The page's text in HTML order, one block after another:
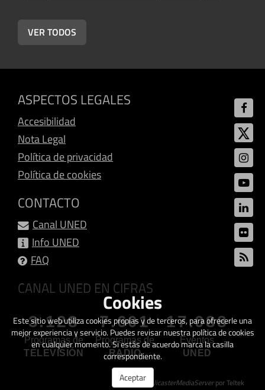
VER TODOS
ASPECTOS LEGALES
Accesibilidad
Nota Legal
Política de privacidad
Política de cookies
CONTACTO
Canal UNED
Info UNED
FAQ
CANAL UNED EN CIFRAS
3.128
Programas de
TELEVISIÓN
7.601
Programas de
RADIO
17.088
Eventos
UNED
Creado con GalicasterMediaServerpor Teltek
Cookies
Este sitio web utiliza cookies propias y de terceros, para ofrecerle una
mejor experiencia y servicio. Puedes revisar nuestra política de cookies
en cualquier momento. Si estás de acuerdo marca la casilla
correspondiente.
Aceptar